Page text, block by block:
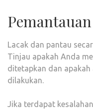
Lacak dan pantau
Tinjau apakah Anda
ditetapkan dan apakah
dilakukan.
Jika terdapat